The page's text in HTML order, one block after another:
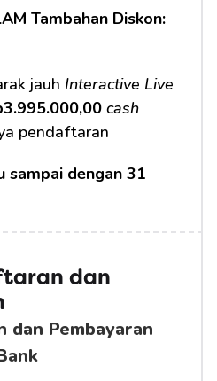
Tambahan Diskon:
jauh Interactive Live
cash
pendaftaran
sampai dengan 31
dan
dan Pembayaran